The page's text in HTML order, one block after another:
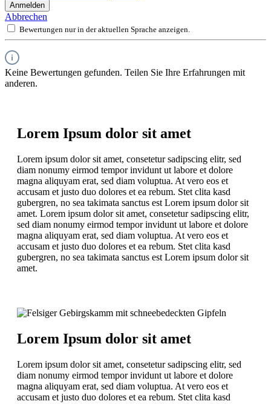
Anmelden
Abbrechen
Bewertungen nur in der aktuellen Sprache anzeigen.
Keine Bewertungen gefunden. Teilen Sie Ihre Erfahrungen mit
anderen.
Lorem Ipsum dolor sit amet
Lorem ipsum dolor sit amet, consetetur sadipscing elitr, sed
diam nonumy eirmod tempor invidunt ut labore et dolore
magna aliquyam erat, sed diam voluptua. At vero eos et
accusam et justo duo dolores et ea rebum. Stet clita kasd
gubergren, no sea takimata sanctus est Lorem ipsum dolor sit
amet. Lorem ipsum dolor sit amet, consetetur sadipscing elitr,
sed diam nonumy eirmod tempor invidunt ut labore et dolore
magna aliquyam erat, sed diam voluptua. At vero eos et
accusam et justo duo dolores et ea rebum. Stet clita kasd
gubergren, no sea takimata sanctus est Lorem ipsum dolor sit
amet.
Lorem Ipsum dolor sit amet
Lorem ipsum dolor sit amet, consetetur sadipscing elitr, sed
diam nonumy eirmod tempor invidunt ut labore et dolore
magna aliquyam erat, sed diam voluptua. At vero eos et
accusam et justo duo dolores et ea rebum. Stet clita kasd